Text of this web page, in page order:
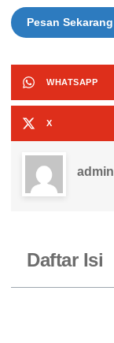
Pesan Sekarang
WHATSAPP
X
admin
Daftar Isi